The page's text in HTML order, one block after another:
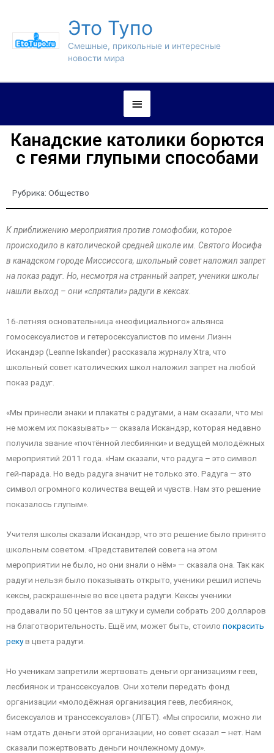
Это Тупо
Смешные, прикольные и интересные
новости мира
Канадские католики борются
с геями глупыми способами
Рубрика: Общество
К приближению мероприятия против гомофобии, которое
происходило в католической средней школе им. Святого Иосифа
в канадском городе Миссиссога, школьный совет наложил запрет
на показ радуг. Но, несмотря на странный запрет, ученики школы
нашли выход – они «спрятали» радуги в кексах.
16-летняя основательница «неофициального» альянса
гомосексуалистов и гетеросексуалистов по имени Лиэнн
Искандэр (Leanne Iskander) рассказала журналу Xtra, что
школьный совет католических школ наложил запрет на любой
показ радуг.
«Мы принесли знаки и плакаты с радугами, а нам сказали, что мы
не можем их показывать» — сказала Искандэр, которая недавно
получила звание «почтённой лесбиянки» и ведущей молодёжных
мероприятий 2011 года. «Нам сказали, что радуга – это символ
гей-парада. Но ведь радуга значит не только это. Радуга — это
символ огромного количества вещей и чувств. Нам это решение
показалось глупым».
Учителя школы сказали Искандэр, что это решение было принято
школьным советом. «Представителей совета на этом
мероприятии не было, но они знали о нём» — сказала она. Так как
радуги нельзя было показывать открыто, ученики решил испечь
кексы, раскрашенные во все цвета радуги. Кексы ученики
продавали по 50 центов за штуку и сумели собрать 200 долларов
на благотворительность. Ещё им, может быть, стоило покрасить
рекув цвета радуги.
Но ученикам запретили жертвовать деньги организациям геев,
лесбиянок и транссексуалов. Они хотели передать фонд
организации «молодёжная организация геев, лесбиянок,
бисексуалов и транссексуалов» (ЛГБТ). «Мы спросили, можно ли
нам отдать деньги этой организации, но совет сказал – нет. Нам
сказали пожертвовать деньги ночлежному дому».